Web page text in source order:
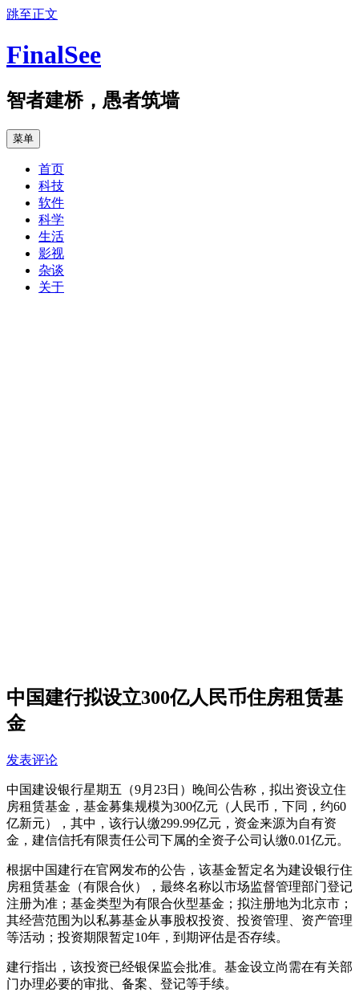
跳至正文
FinalSee
智者建桥，愚者筑墙
菜单
首页
科技
软件
科学
生活
影视
杂谈
关于
中国建行拟设立300亿人民币住房租赁基
金
发表评论
中国建设银行星期五（9月23日）晚间公告称，拟出资设立住
房租赁基金，基金募集规模为300亿元（人民币，下同，约60
亿新元），其中，该行认缴299.99亿元，资金来源为自有资
金，建信信托有限责任公司下属的全资子公司认缴0.01亿元。
根据中国建行在官网发布的公告，该基金暂定名为建设银行住
房租赁基金（有限合伙），最终名称以市场监督管理部门登记
注册为准；基金类型为有限合伙型基金；拟注册地为北京市；
其经营范围为以私募基金从事股权投资、投资管理、资产管理
等活动；投资期限暂定10年，到期评估是否存续。
建行指出，该投资已经银保监会批准。基金设立尚需在有关部
门办理必要的审批、备案、登记等手续。